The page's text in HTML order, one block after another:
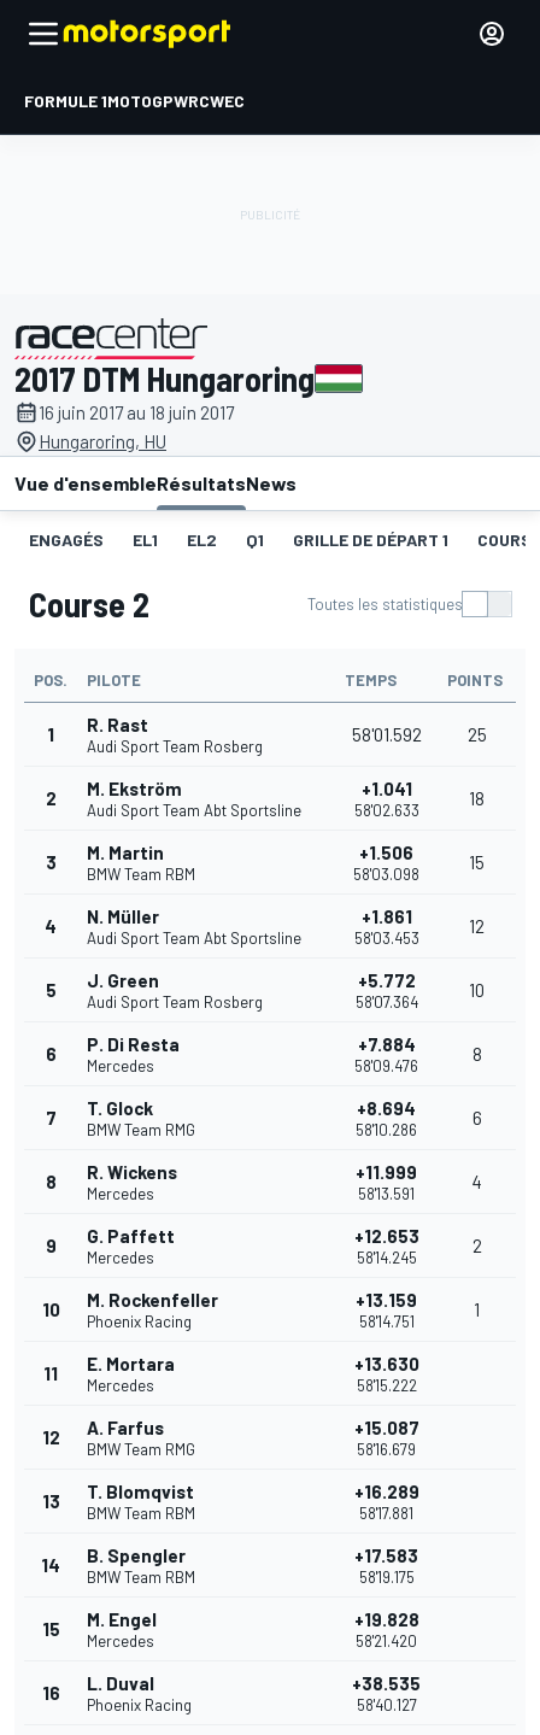
FORMULE 1MOTOGPWRCWEC
présenté par
2017 DTM Hungaroring
16 juin 2017 au 18 juin 2017
Hungaroring, HU
Vue d'ensembleRésultatsNews
ENGAGÉS EL1 EL2 Q1 GRILLE DE DÉPART 1
Course 2 Toutes les statistiques
POS. PILOTE TEMPS POINTS
1 R. Rast
Audi Sport Team Rosberg
58'01.592 25
2 M. Ekström
Audi Sport Team Abt Sportsline
+1.041
58'02.633
18
3 M. Martin
BMW Team RBM
+1.506
58'03.098
15
4 N. Müller
Audi Sport Team Abt Sportsline
+1.861
58'03.453
12
5 J. Green
Audi Sport Team Rosberg
+5.772
58'07.364
10
6 P. Di Resta
Mercedes
+7.884
58'09.476
8
7 T. Glock
BMW Team RMG
+8.694
58'10.286
6
8 R. Wickens
Mercedes
+11.999
58'13.591
4
9 G. Paffett
Mercedes
+12.653
58'14.245
2
10 M. Rockenfeller
Phoenix Racing
+13.159
58'14.751
1
11 E. Mortara
Mercedes
+13.630
58'15.222
12 A. Farfus
BMW Team RMG
+15.087
58'16.679
13 T. Blomqvist
BMW Team RBM
+16.289
58'17.881
14 B. Spengler
BMW Team RBM
+17.583
58'19.175
15 M. Engel
Mercedes
+19.828
58'21.420
16 L. Duval
Phoenix Racing
+38.535
58'40.127